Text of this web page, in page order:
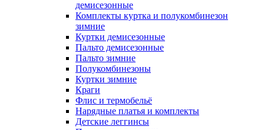
демисезонные
Комплекты куртка и полукомбинезон
зимние
Куртки демисезонные
Пальто демисезонные
Пальто зимние
Полукомбинезоны
Куртки зимние
Краги
Флис и термобельё
Нарядные платья и комплекты
Детские леггинсы